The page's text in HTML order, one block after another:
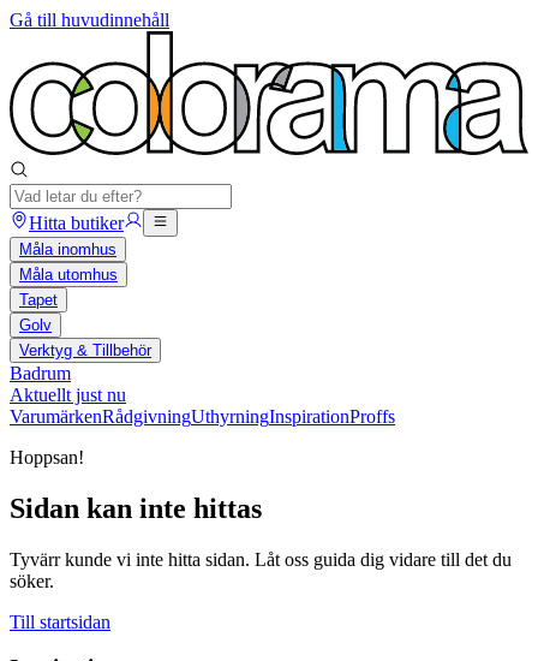
Gå till huvudinnehåll
Hitta butiker
Måla inomhus
Måla utomhus
Tapet
Golv
Verktyg & Tillbehör
Badrum
Aktuellt just nu
VarumärkenRådgivningUthyrningInspirationProffs
Hoppsan!
Sidan kan inte hittas
Tyvärr kunde vi inte hitta sidan. Låt oss guida dig vidare till det du
söker.
Till startsidan